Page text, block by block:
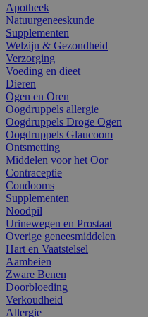
Apotheek
Natuurgeneeskunde
Supplementen
Welzijn & Gezondheid
Verzorging
Voeding en dieet
Dieren
Ogen en Oren
Oogdruppels allergie
Oogdruppels Droge Ogen
Oogdruppels Glaucoom
Ontsmetting
Middelen voor het Oor
Contraceptie
Condooms
Supplementen
Noodpil
Urinewegen en Prostaat
Overige geneesmiddelen
Hart en Vaatstelsel
Aambeien
Zware Benen
Doorbloeding
Verkoudheid
Allergie